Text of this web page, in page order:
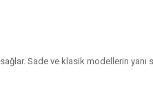
Sade ve klasik modellerin